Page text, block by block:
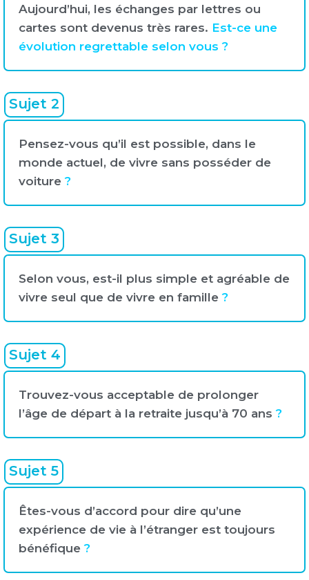
Aujourd’hui, les échanges par lettres ou
cartes sont devenus très rares. Est-ce une
évolution regrettable selon vous ?
Sujet 2
Pensez-vous qu’il est possible, dans le
monde actuel, de vivre sans posséder de
voiture?
Sujet 3
Selon vous, est-il plus simple et agréable de
vivre seul que de vivre en famille?
Sujet 4
Trouvez-vous acceptable de prolonger
l’âge de départ à la retraite jusqu’à 70 ans?
Sujet 5
Êtes-vous d’accord pour dire qu’une
expérience de vie à l’étranger est toujours
bénéfique?